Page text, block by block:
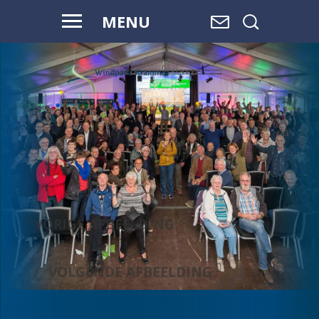
MENU
VOOR HAAR
EN ONZE
TOEKOMST
VORIGE AFBEELDING
VOLGENDE AFBEELDING